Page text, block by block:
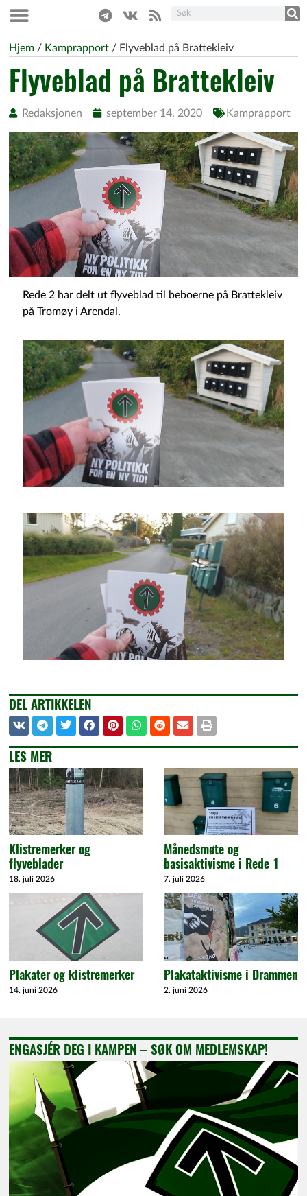
Hjem / Kamprapport / Flyveblad på Brattekleiv
Flyveblad på Brattekleiv
Redaksjonen september 14, 2020 Kamprapport
LES MER
Klistremerker og
flyveblader
18. juli 2026
Månedsmøte og
basisaktivisme i Rede 1
7. juli 2026
Plakater og klistremerker
14. juni 2026
Plakataktivisme i Drammen
2. juni 2026
Rede 2 har delt ut flyveblad til beboerne på Brattekleiv
på Tromøy i Arendal.
DEL ARTIKKELEN
ENGASJÉR DEG I KAMPEN – SØK OM MEDLEMSKAP!